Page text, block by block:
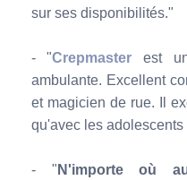
sur ses disponibilités."
- "Crepmaster est
ambulante. Excellent
et magicien de rue. Il
qu'avec les
- " N'importe où